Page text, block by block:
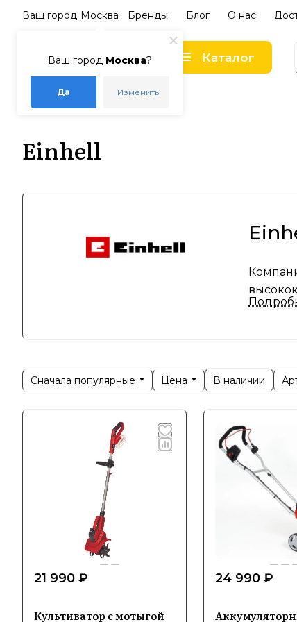
Ваш город Москва?
Да Изменить
Ваш город Москва Бренды Блог О нас
Каталог
Главная – Бренды
Einhell
Einhell
Сначала популярные Цена В наличии
21 990 ₽
Культиватор с мотыгой
24 990 ₽